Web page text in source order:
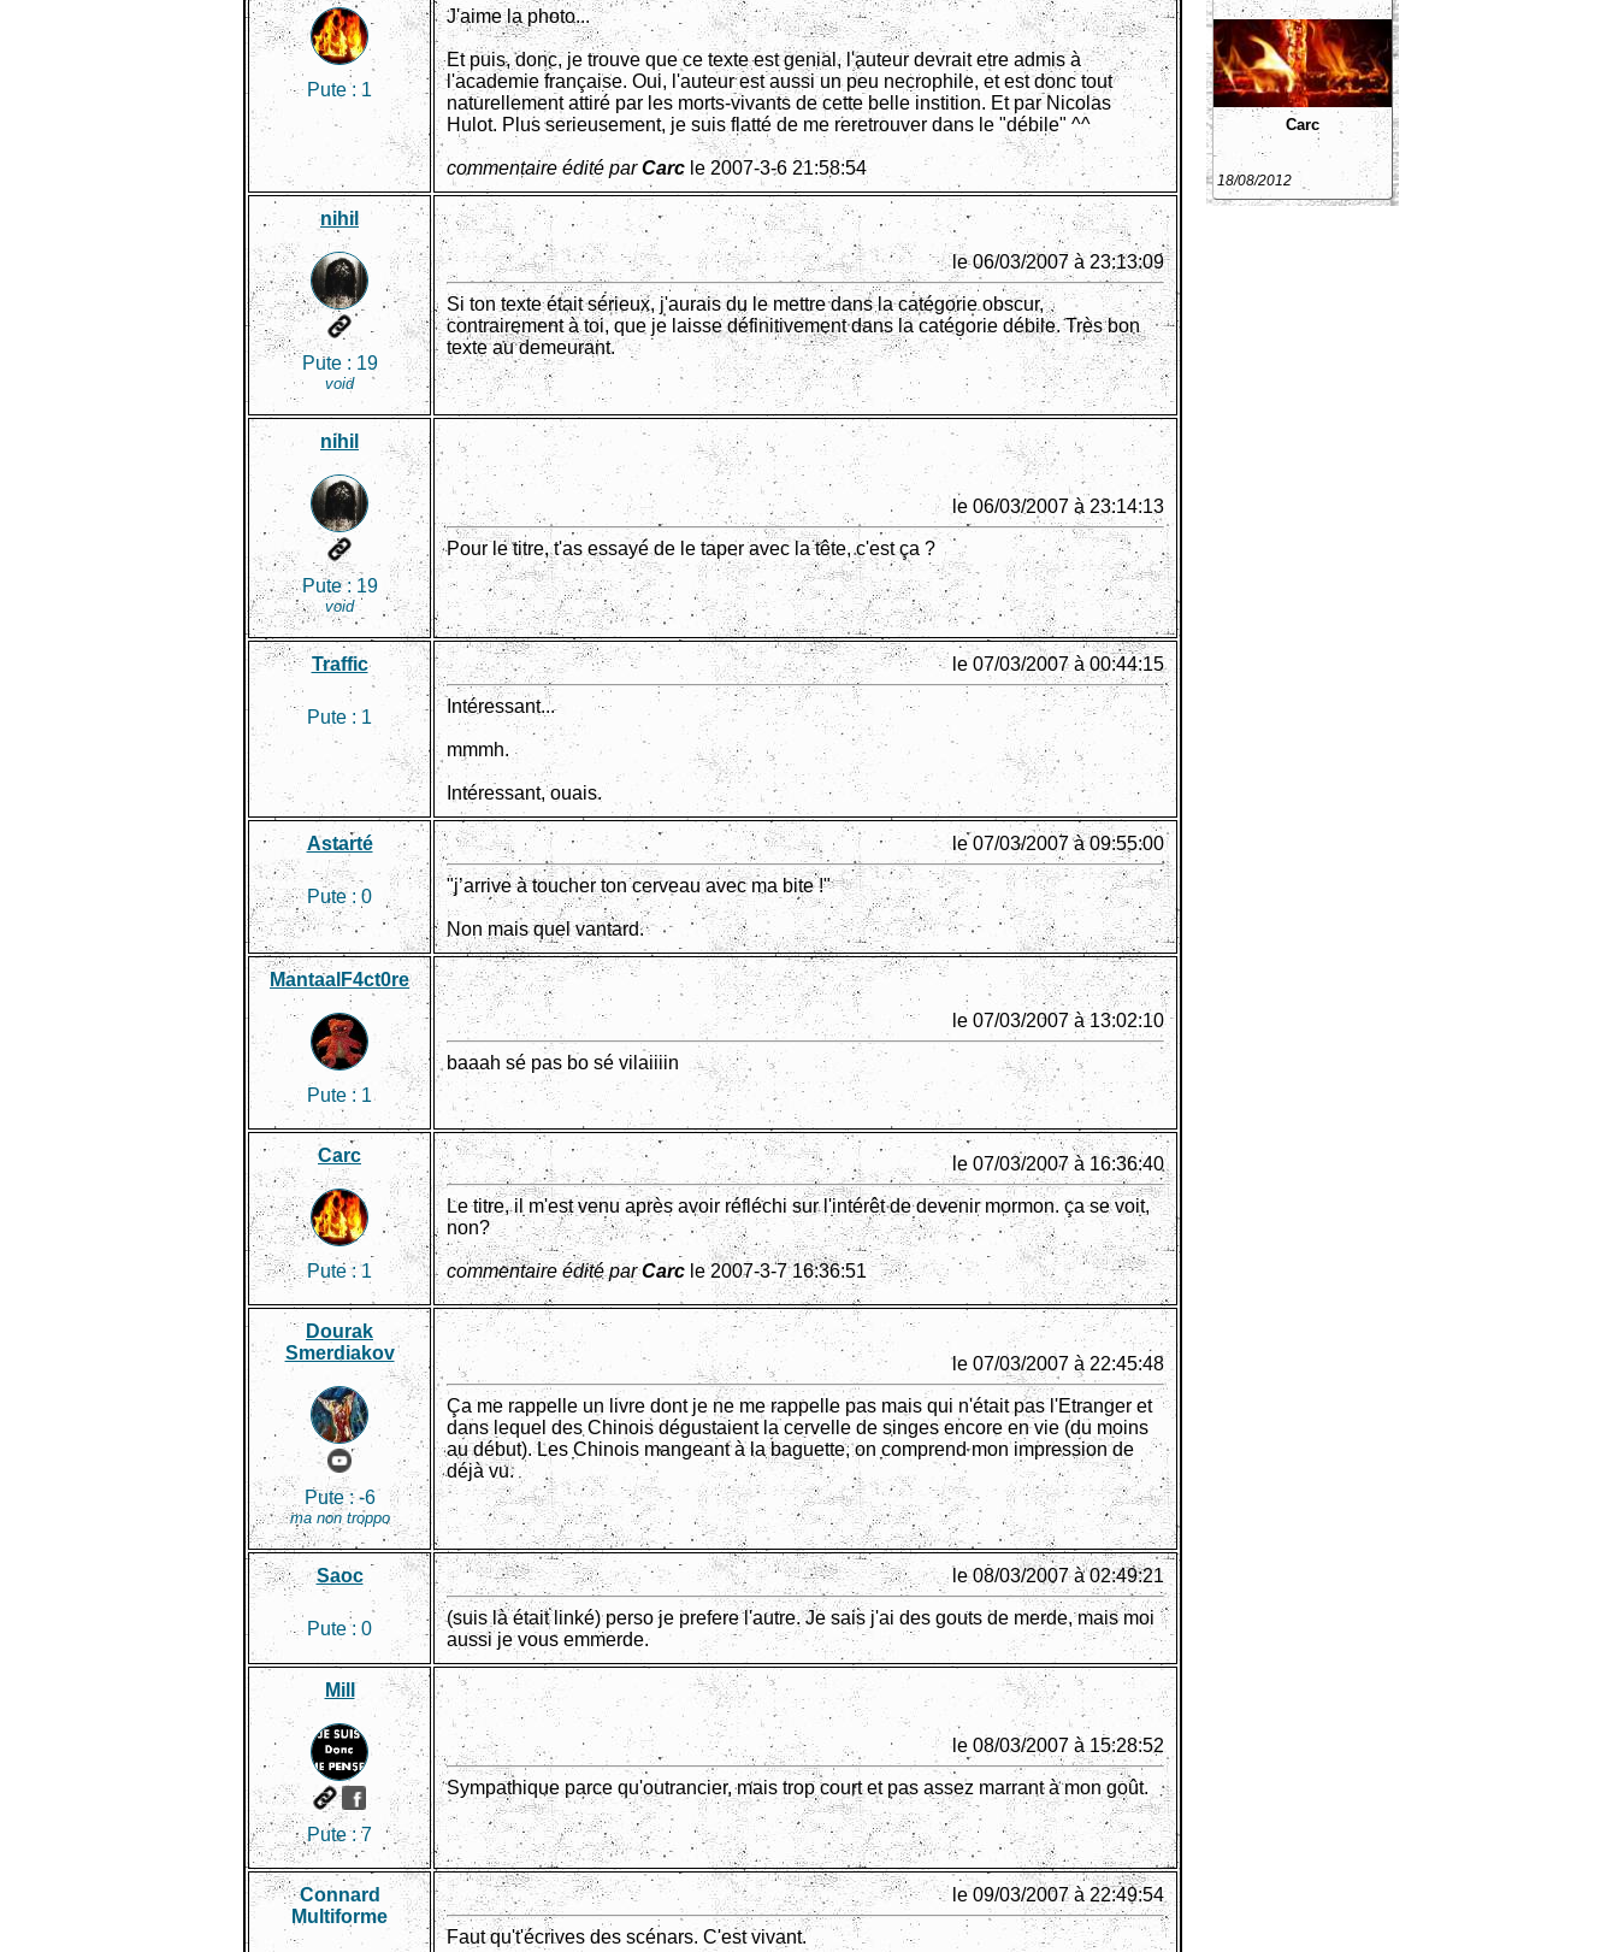
Carc
18/08/2012
Pute : 1
J'aime la photo...
Et puis, donc, je trouve que ce texte est genial, l'auteur devrait etre admis à
l'academie française. Oui, l'auteur est aussi un peu necrophile, et est donc tout
naturellement attiré par les morts-vivants de cette belle instition. Et par Nicolas
Hulot. Plus serieusement, je suis flatté de me reretrouver dans le "débile" ^^
commentaire édité parCarc le 2007-3-6 21:58:54
nihil
Pute : 19
void
le 06/03/2007 à 23:13:09
Si ton texte était sérieux, j'aurais du le mettre dans la catégorie obscur,
contrairement à toi, que je laisse définitivement dans la catégorie débile. Très bon
texte au demeurant.
nihil
Pute : 19
void
le 06/03/2007 à 23:14:13
Pour le titre, t'as essayé de le taper avec la tête, c'est ça ?
Traffic
Pute : 1
le 07/03/2007 à 00:44:15
Intéressant...
mmmh.
Intéressant, ouais.
Astarté
Pute : 0
le 07/03/2007 à 09:55:00
"j’arrive à toucher ton cerveau avec ma bite !"
Non mais quel vantard.
MantaalF4ct0re
Pute : 1
le 07/03/2007 à 13:02:10
baaah sé pas bo sé vilaiiiin
Carc
Pute :1
le 07/03/2007 à 16:36:40
Le titre, il m'est venu après avoir réfléchi sur l'intérêt de devenir mormon. ça se voit,
non?
commentaire édité parCarc le 2007-3-7 16:36:51
Dourak
Smerdiakov
Pute :-6
ma non troppo
le 07/03/2007 à 22:45:48
Ça me rappelle un livre dont je ne me rappelle pas mais qui n'était pas l'Etranger et
dans lequel des Chinois dégustaient la cervelle de singes encore en vie (du moins
au début). Les Chinois mangeant à la baguette, on comprend mon impression de
déjà vu.
Saoc
Pute : 0
le 08/03/2007 à 02:49:21
(suis là était linké) perso je prefere l'autre. Je sais j'ai des gouts de merde, mais moi
aussi je vous emmerde.
Mill
Pute :7
le 08/03/2007 à 15:28:52
Sympathique parce qu'outrancier, mais trop court et pas assez marrant à mon goût.
Connard
Multiforme
le 09/03/2007 à 22:49:54
Faut qu't'écrives des scénars. C'est vivant.